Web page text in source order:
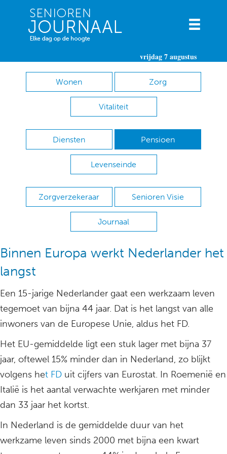
vrijdag 7 augustus
Wonen Zorg
Vitaliteit
Diensten Pensioen
Levenseinde
Zorgverzekeraar Senioren Visie
Journaal
Binnen Europa werkt Nederlander het
langst
Een 15-jarige Nederlander gaat een werkzaam leven
tegemoet van bijna 44 jaar. Dat is het langst van alle
inwoners van de Europese Unie, aldus het FD.
Het EU-gemiddelde ligt een stuk lager met bijna 37
jaar, oftewel 15% minder dan in Nederland, zo blijkt
volgens het FD uit cijfers van Eurostat. In Roemenië en
Italië is het aantal verwachte werkjaren met minder
dan 33 jaar het kortst.
In Nederland is de gemiddelde duur van het
werkzame leven sinds 2000 met bijna een kwart